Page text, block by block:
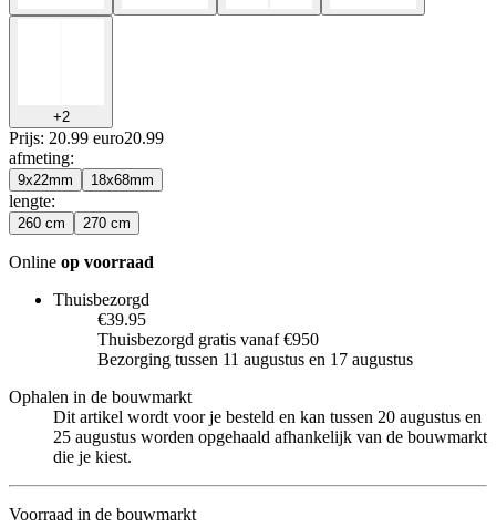
+2
Prijs: 20.99 euro20.99
afmeting:
9x22mm 18x68mm
lengte:
260 cm 270 cm
Online op voorraad
Thuisbezorgd
€39.95
Thuisbezorgd gratis vanaf €950
Bezorging tussen 11 augustus en 17 augustus
Ophalen in de bouwmarkt
Dit artikel wordt voor je besteld en kan tussen 20 augustus en
25 augustus worden opgehaald afhankelijk van de bouwmarkt
die je kiest.
Voorraad in de bouwmarkt